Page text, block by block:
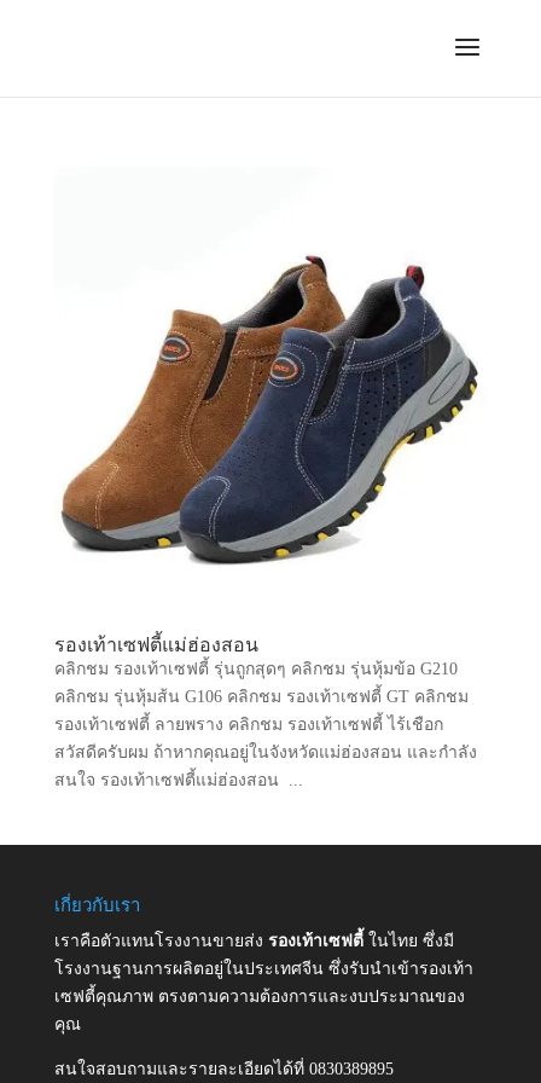
รองเท้าเซฟตี้แม่ฮ่องสอน
คลิกชม รองเท้าเซฟตี้ รุ่นถูกสุดๆ คลิกชม รุ่นหุ้มข้อ G210
คลิกชม รุ่นหุ้มส้น G106 คลิกชม รองเท้าเซฟตี้ GT คลิกชม
รองเท้าเซฟตี้ ลายพราง คลิกชม รองเท้าเซฟตี้ ไร้เชือก
สวัสดีครับผม ถ้าหากคุณอยู่ในจังหวัดแม่ฮ่องสอน และกำลัง
สนใจ รองเท้าเซฟตี้แม่ฮ่องสอน ...
เกี่ยวกับเรา
เราคือตัวแทนโรงงานขายส่ง รองเท้าเซฟตี้ ในไทย ซึ่งมี
โรงงานฐานการผลิตอยู่ในประเทศจีน ซึ่งรับนำเข้ารองเท้า
เซฟตี้คุณภาพ ตรงตามความต้องการและงบประมาณของ
คุณ
สนใจสอบถามและรายละเอียดได้ที่ 0830389895